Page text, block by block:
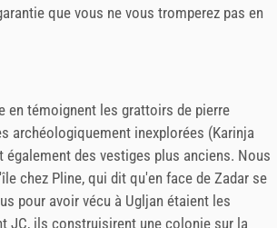
que vous ne vous tromperez pas en
en témoignent les grattoirs de pierre
archéologiquement inexplorées (Karinja
des vestiges plus anciens. Nous
chez Pline, qui dit qu'en face de Zadar se
pour avoir vécu à Ugljan étaient les
JC, ils construisirent une colonie sur la